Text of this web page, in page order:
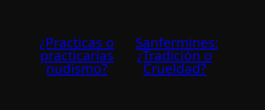
¿Practicas o
practicarías
nudismo?
Sanfermines:
¿Tradición o
Crueldad?